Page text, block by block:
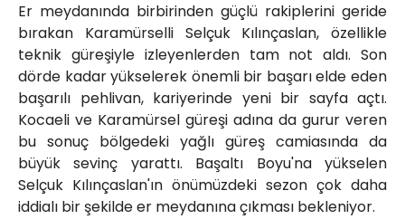
Er meydanında birbirinden güçlü rakiplerini geride
bırakan Karamürselli Selçuk Kılınçaslan, özellikle
teknik güreşiyle izleyenlerden tam not aldı. Son
dörde kadar yükselerek önemli bir başarı elde eden
başarılı pehlivan, kariyerinde yeni bir sayfa açtı.
Kocaeli ve Karamürsel güreşi adına da gurur veren
bu sonuç bölgedeki yağlı güreş camiasında da
büyük sevinç yarattı. Başaltı Boyu'na yükselen
Selçuk Kılınçaslan'ın önümüzdeki sezon çok daha
iddialı bir şekilde er meydanına çıkması bekleniyor.